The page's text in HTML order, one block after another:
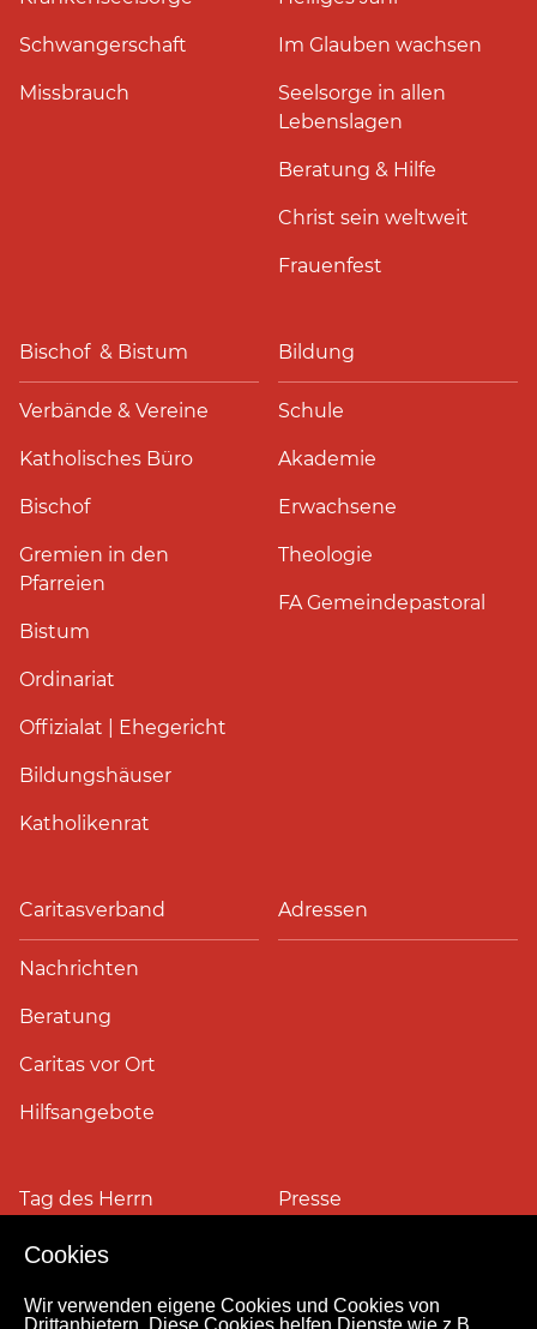
Cookies
Wir verwenden eigene Cookies und Cookies von
Drittanbietern. Diese Cookies helfen Dienste wie z.B.
Schwangerschaft
Missbrauch
Im Glauben wachsen
Seelsorge in allen
Lebenslagen
Beratung & Hilfe
Christ sein weltweit
Frauenfest
Bischof & Bistum
Verbände & Vereine
Katholisches Büro
Bischof
Gremien in den
Pfarreien
Bistum
Ordinariat
Offizialat | Ehegericht
Bildungshäuser
Katholikenrat
Bildung
Schule
Akademie
Erwachsene
Theologie
FA Gemeindepastoral
Caritasverband
Nachrichten
Beratung
Caritas vor Ort
Hilfsangebote
Adressen
Tag des Herrn Presse